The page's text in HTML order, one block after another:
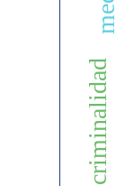
criminalidad